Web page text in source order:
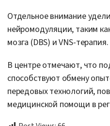
Отдельное внимание
нейромодуляции, таким
мозга (DBS) и VNS-терапия.
В центре отмечают, что
способствуют обмену
передовых технологий,
медицинской помощи в